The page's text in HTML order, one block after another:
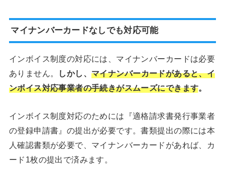
マイナンバーカードなしでも対応可能
インボイス制度の対応には、マイナンバーカードは必要
ありません。
しかし、マイナンバーカードがあると、イ
ンボイス対応事業者の手続きがスムーズにできます。
インボイス制度対応のためには『適格請求書発行事業者
の登録申請書』の提出が必要です。書類提出の際には本
人確認書類が必要で、マイナンバーカードがあれば、カ
ード1枚の提出で済みます。